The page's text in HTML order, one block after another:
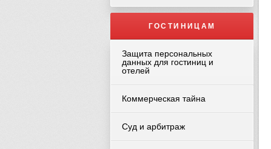
ГОСТИНИЦАМ
Защита персональных
данных для гостиниц и
отелей
Коммерческая тайна
Суд и арбитраж